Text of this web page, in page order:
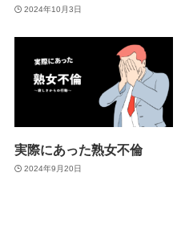
2024年10月3日
実際にあった熟女不倫
2024年9月20日